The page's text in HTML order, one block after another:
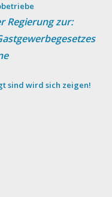
Regierung zur:
sind wird sich zeigen!